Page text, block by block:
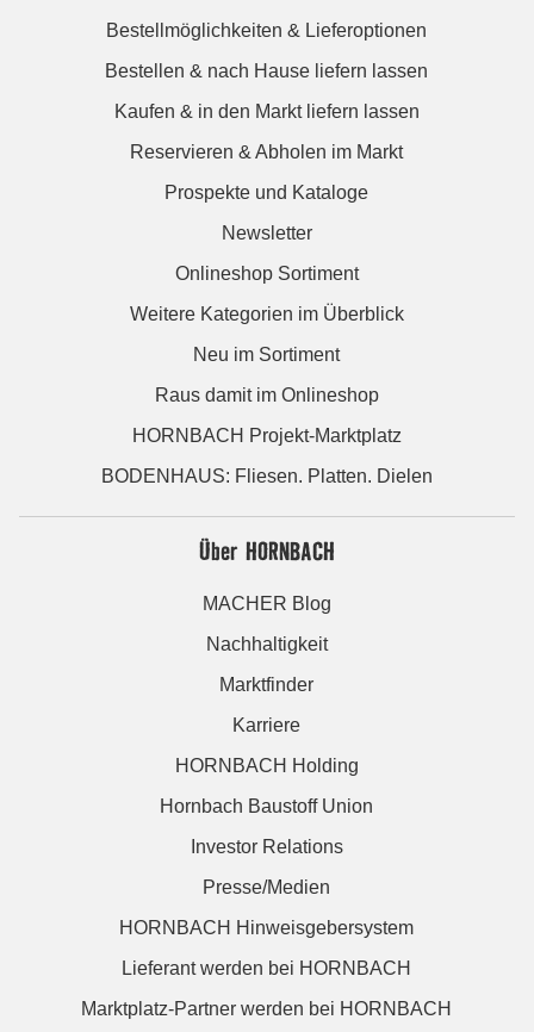
Bestellmöglichkeiten & Lieferoptionen
Bestellen & nach Hause liefern lassen
Kaufen & in den Markt liefern lassen
Reservieren & Abholen im Markt
Prospekte und Kataloge
Newsletter
Onlineshop Sortiment
Weitere Kategorien im Überblick
Neu im Sortiment
Raus damit im Onlineshop
HORNBACH Projekt-Marktplatz
BODENHAUS: Fliesen. Platten. Dielen
Über HORNBACH
MACHER Blog
Nachhaltigkeit
Marktfinder
Karriere
HORNBACH Holding
Hornbach Baustoff Union
Investor Relations
Presse/Medien
HORNBACH Hinweisgebersystem
Lieferant werden bei HORNBACH
Marktplatz-Partner werden bei HORNBACH